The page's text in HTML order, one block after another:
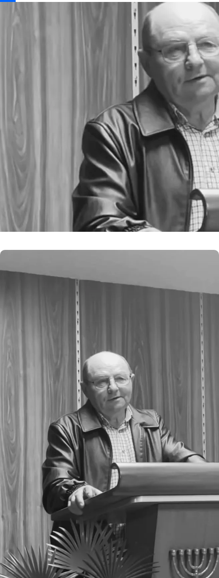
Partajează